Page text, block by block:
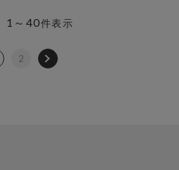
1～40件表示
2